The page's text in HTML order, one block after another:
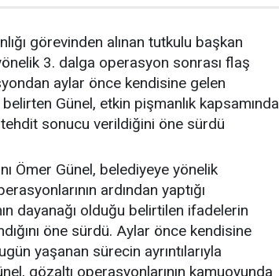
görevinden alınan tutkulu başkan
3. dalga operasyon sonrası flaş
aylar önce kendisine gelen
Günel, etkin pişmanlık kapsamında
tehdit sonucu verildiğini öne sürdü
Ömer Günel, belediyeye yönelik
ardından yaptığı
dayanağı olduğu belirtilen ifadelerin
öne sürdü. Aylar önce kendisine
yaşanan sürecin ayrıntılarıyla
gözaltı operasyonlarının kamuoyunda